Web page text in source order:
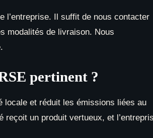
l’entreprise. Il suffit de nous contacter
modalités de livraison. Nous
pertinent ?
locale et réduit les émissions liées au
reçoit un produit vertueux, et